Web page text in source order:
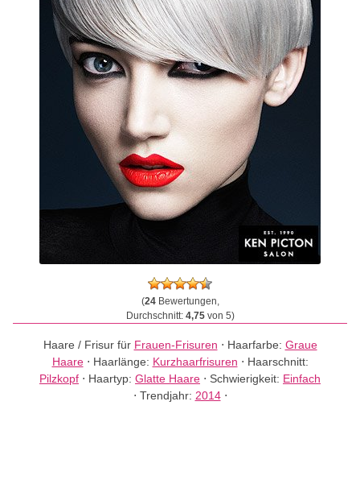
(24Bewertungen,
Durchschnitt: 4,75von 5)
Haare / Frisur für Frauen-Frisuren ⋅ Haarfarbe: Graue
Haare⋅ Haarlänge: Kurzhaarfrisuren ⋅ Haarschnitt:
Pilzkopf ⋅ Haartyp: Glatte Haare ⋅ Schwierigkeit: Einfach
⋅ Trendjahr: 2014⋅